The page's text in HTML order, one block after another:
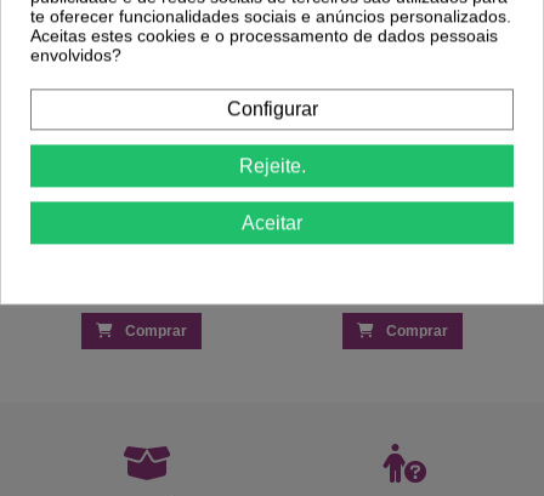
0,82 €1,16 €
Comprar
0,75 €5,00 €
Comprar
te oferecer funcionalidades sociais e anúncios personalizados.
Aceitas estes cookies e o processamento de dados pessoais
envolvidos?
Configurar
Rejeite.
Aceitar